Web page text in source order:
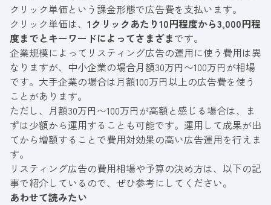
クリック単価という課金形態で広告費を支払います。
クリック単価は、 1クリックあたり10円程度から3,000円程
度までとキーワードによってさまざまです。
企業規模によってリスティング広告の運用に使う費用は異
なりますが、中小企業の場合月額30万円〜100万円が相場
です。大手企業の場合は月額100万円以上の広告費を使う
ことがあります。
ただし、月額30万円〜100万円が高額と感じる場合は、ま
ずは少額から運用することも可能です。運用して成果が出
てから増額することで費用対効果の高い広告運用を行えま
す。
リスティング広告の費用相場や予算の決め方は、以下の記
事で紹介しているので、ぜひ参考にしてください。
あわせて読みたい